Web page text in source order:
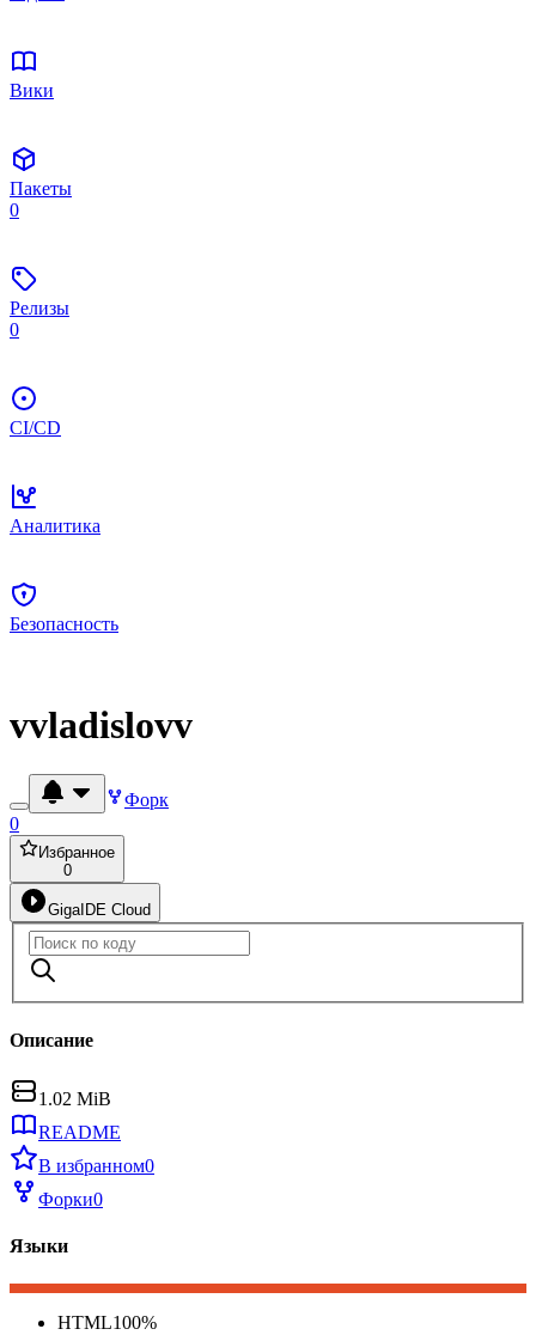
Вики
Пакеты
0
Релизы
0
CI/CD
Аналитика
Безопасность
vvladislovv
Форк
0
Избранное
0
GigaIDE Cloud
Описание
1.02 MiB
README
В избранном0
Форки0
Языки
HTML100%